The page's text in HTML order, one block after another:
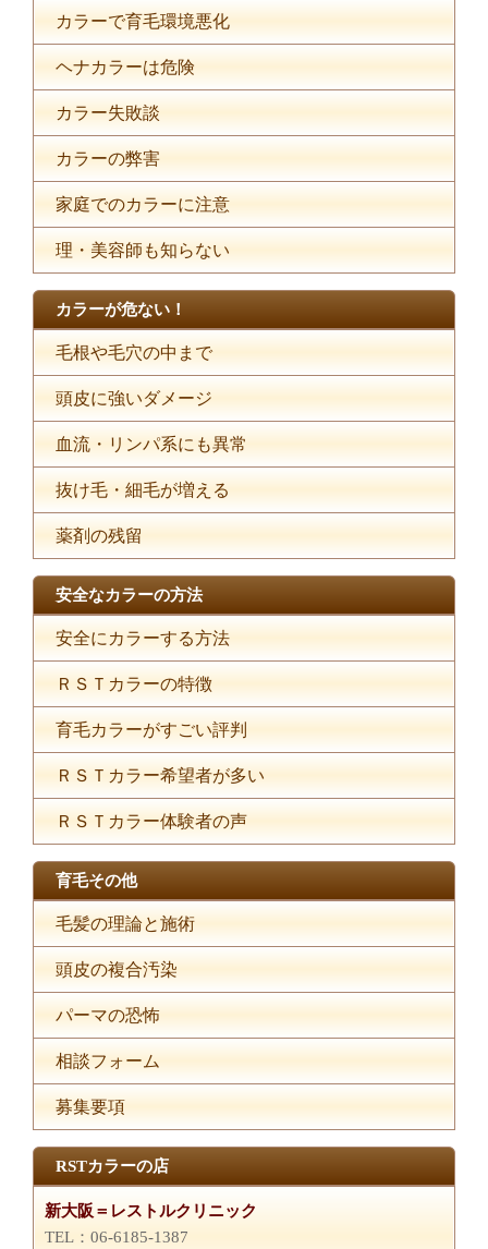
カラーで育毛環境悪化
ヘナカラーは危険
カラー失敗談
カラーの弊害
家庭でのカラーに注意
理・美容師も知らない
カラーが危ない！
毛根や毛穴の中まで
頭皮に強いダメージ
血流・リンパ系にも異常
抜け毛・細毛が増える
薬剤の残留
安全なカラーの方法
安全にカラーする方法
ＲＳＴカラーの特徴
育毛カラーがすごい評判
ＲＳＴカラー希望者が多い
ＲＳＴカラー体験者の声
育毛その他
毛髪の理論と施術
頭皮の複合汚染
パーマの恐怖
相談フォーム
募集要項
RSTカラーの店
新大阪＝レストルクリニック
TEL：06-6185-1387